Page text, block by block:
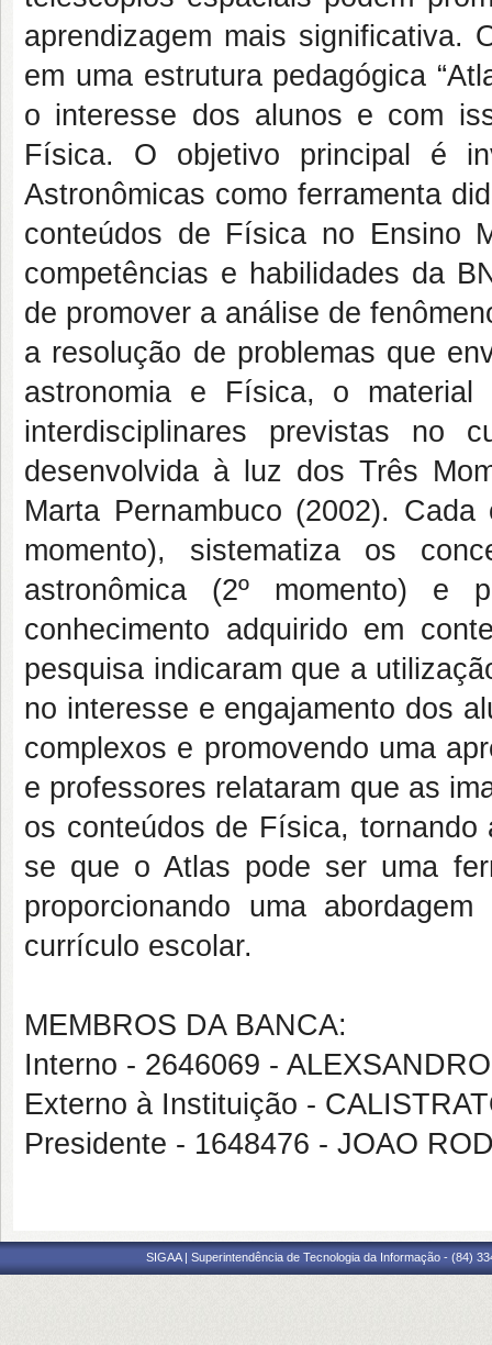
aprendizagem mais significativa.
em uma estrutura pedagógica
o interesse dos alunos e com
Física. O objetivo principal é
Astronômicas como ferramenta
conteúdos de Física no Ensino
competências e habilidades da
de promover a análise de
a resolução de problemas que
astronomia e Física, o material
interdisciplinares previstas no
desenvolvida à luz dos Três
Marta Pernambuco (2002).
momento), sistematiza os
astronômica (2º momento) e
conhecimento adquirido em
pesquisa indicaram que a
no interesse e engajamento dos
complexos e promovendo uma
e professores relataram que as
os conteúdos de Física,
se que o Atlas pode ser uma
proporcionando uma
currículo escolar.
MEMBROS DA BANCA:
Interno - 2646069 -
Externo à Instituição -
Presidente - 1648476 - JOAO
SIGAA | Superintendência de Tecnologia da Informação - (84)